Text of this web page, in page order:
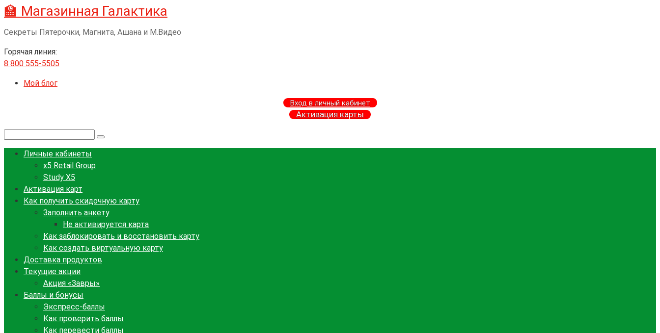
Перейти
к
контенту
🏫 Магазинная Галактика
Секреты Пятерочки, Магнита, Ашана и М.Видео
Горячая линия:
8 800 555-5505
Мой блог
Вход в личный кабинет
Активация карты
Личные кабинеты
x5 Retail Group
Study X5
Активация карт
Как получить скидочную карту
Заполнить анкету
Не активируется карта
Как заблокировать и восстановить карту
Как создать виртуальную карту
Доставка продуктов
Текущие акции
Акция «Завры»
Баллы и бонусы
Экспресс-баллы
Как проверить баллы
Как перевести баллы